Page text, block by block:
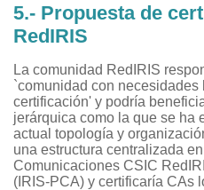
5.- Propuesta de
RedIRIS
La comunidad RedIRIS
`comunidad con necesidades
certificación' y podría
jerárquica como la que se ha
actual topología y
una estructura centralizada
Comunicaciones CSIC
(IRIS-PCA) y certificaría CAs